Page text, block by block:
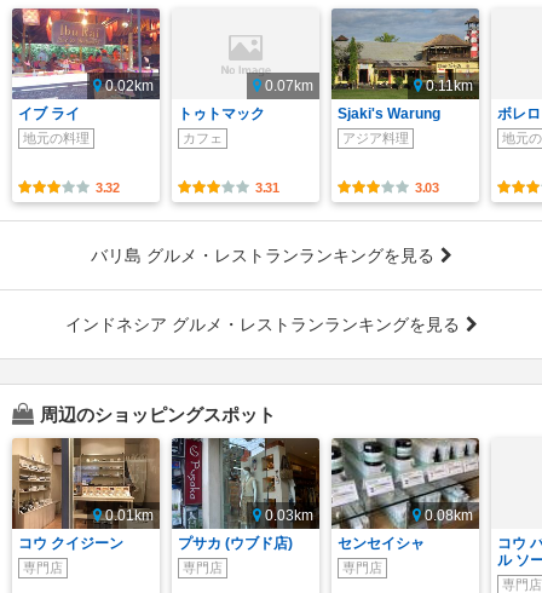
0.02km
イブ ライ
地元の料理
3.32
0.07km
トゥトマック
カフェ
3.31
0.11km
Sjaki's Warung
アジア料理
3.03
ボレロ
地元
バリ島 グルメ・レストランランキングを見る
インドネシア グルメ・レストランランキングを見る
周辺のショッピングスポット
0.01km
コウ クイジーン
専門店
0.03km
プサカ (ウブド店)
専門店
0.08km
センセイシャ
専門店
コウ
ル ソ
専門店